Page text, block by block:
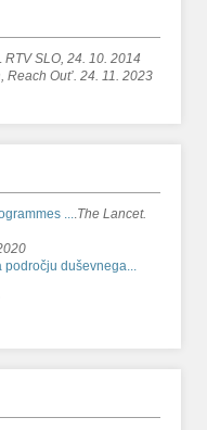
. RTV SLO, 24. 10. 2014
Reach Out’. 24. 11. 2023
....The Lancet.
področju duševnega...